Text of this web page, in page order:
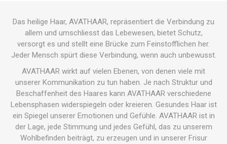
Das heilige Haar, AVATHAAR, repräsentiert die Verbindung zu
allem und umschliesst das Lebewesen, bietet Schutz,
versorgt es und stellt eine Brücke zum Feinstofflichen her.
Jeder Mensch spürt diese Verbindung, wenn auch unbewusst.
AVATHAAR wirkt auf vielen Ebenen, von denen viele mit
unserer Kommunikation zu tun haben. Je nach Struktur und
Beschaffenheit des Haares kann AVATHAAR verschiedene
Lebensphasen widerspiegeln oder kreieren. Gesundes Haar ist
ein Spiegel unserer Emotionen und Gefühle. AVATHAAR ist in
der Lage, jede Stimmung und jedes Gefühl, das zu unserem
Wohlbefinden beiträgt, zu erzeugen und in unserer Frisur